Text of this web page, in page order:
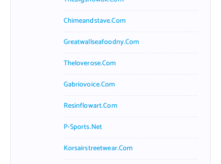
Chimeandstave.com
Greatwallseafoodny.com
Theloverose.com
Gabriovoice.com
Resinflowart.com
P-Sports.net
Korsairstreetwear.com